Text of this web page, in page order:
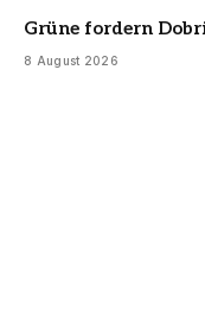
Grüne fordern
8 August 2026